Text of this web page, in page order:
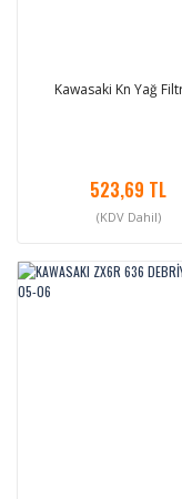
Kawasaki Kn Yağ
523,69 TL
(KDV Dahil)